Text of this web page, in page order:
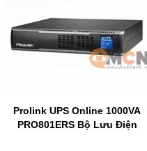
Prolink UPS Online 1000VA
PRO801ERS Bộ Lưu Điện